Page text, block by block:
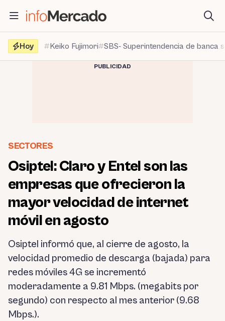
contenido
Hoy
Keiko Fujimori SBS- Superintendencia de banca
PUBLICIDAD
SECTORES
Osiptel: Claro y Entel son las
empresas que ofrecieron la
mayor velocidad de internet
móvil en agosto
Osiptel informó que, al cierre de agosto, la
velocidad promedio de descarga (bajada) para
redes móviles 4G se incrementó
moderadamente a 9.81 Mbps. (megabits por
segundo) con respecto al mes anterior (9.68
Mbps.).